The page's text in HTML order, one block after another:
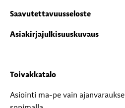
Saavutettavuusseloste
Asiakirjajulkisuuskuvaus
Toivakkatalo
Asiointi ma-pe vain